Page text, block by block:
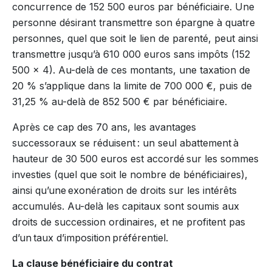
concurrence de 152 500 euros par bénéficiaire. Une
personne désirant transmettre son épargne à quatre
personnes, quel que soit le lien de parenté, peut ainsi
transmettre jusqu’à 610 000 euros sans impôts (152
500 x 4). Au-delà de ces montants, une taxation de
20 % s’applique dans la limite de 700 000 €, puis de
31,25 % au-delà de 852 500 € par bénéficiaire.
Après ce cap des 70 ans, les avantages
successoraux se réduisent : un seul abattement à
hauteur de 30 500 euros est accordé sur les sommes
investies (quel que soit le nombre de bénéficiaires),
ainsi qu’une exonération de droits sur les intérêts
accumulés. Au-delà les capitaux sont soumis aux
droits de succession ordinaires, et ne profitent pas
d’un taux d’imposition préférentiel.
La clause bénéficiaire du contrat